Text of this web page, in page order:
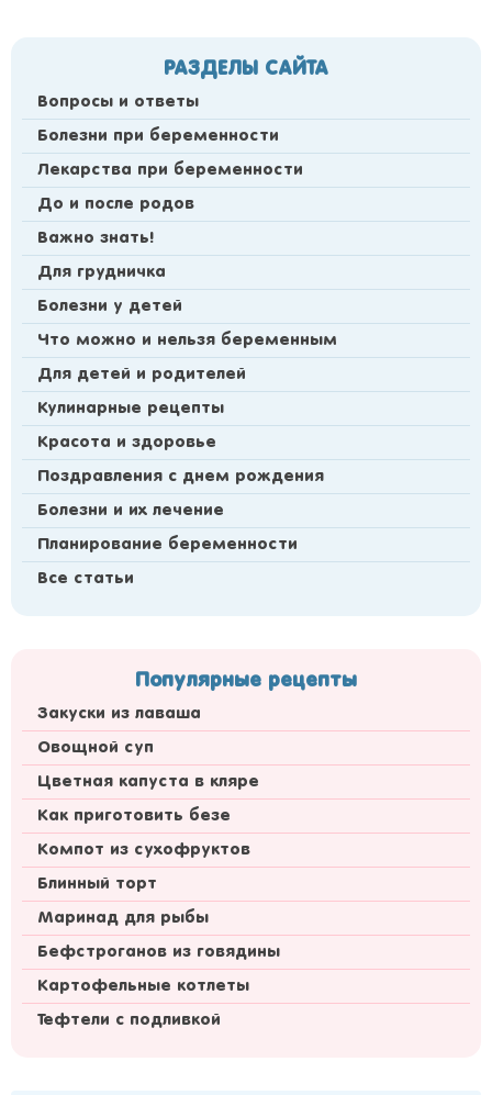
РАЗДЕЛЫ САЙТА
Вопросы и ответы
Болезни при беременности
Лекарства при беременности
До и после родов
Важно знать!
Для грудничка
Болезни у детей
Что можно и нельзя беременным
Для детей и родителей
Кулинарные рецепты
Красота и здоровье
Поздравления с днем рождения
Болезни и их лечение
Планирование беременности
Все статьи
Популярные рецепты
Закуски из лаваша
Овощной суп
Цветная капуста в кляре
Как приготовить безе
Компот из сухофруктов
Блинный торт
Маринад для рыбы
Бефстроганов из говядины
Картофельные котлеты
Тефтели с подливкой